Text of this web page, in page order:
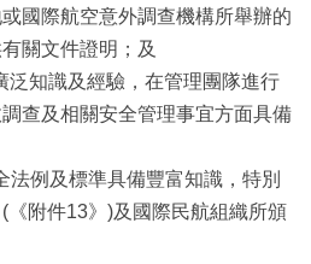
國際航空意外調查機構所舉辦的
關文件證明；及
泛知識及經驗，在管理團隊進行
查及相關安全管理事宜方面具備
法例及標準具備豐富知識，特別
《附件13》)及國際民航組織所頒